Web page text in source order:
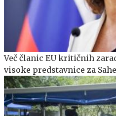
Več članic EU kritičnih
visoke predstavnice za